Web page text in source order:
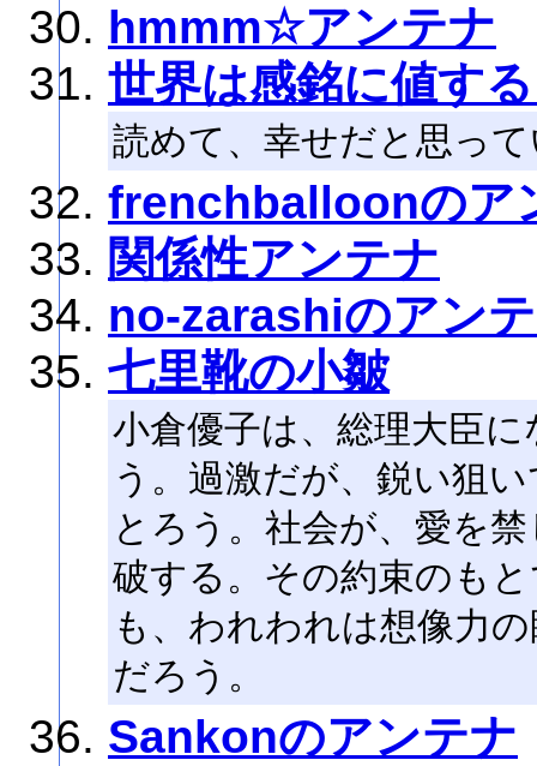
hmmm☆アンテナ
世界は感銘に値す
読めて、幸せだと思っ
frenchballoonのア
関係性アンテナ
no-zarashiのアン
七里靴の小皺
小倉優子は、総理大臣
う。過激だが、鋭い狙
とろう。社会が、愛を
破する。その約束のも
も、われわれは想像力
だろう。
Sankonのアンテナ